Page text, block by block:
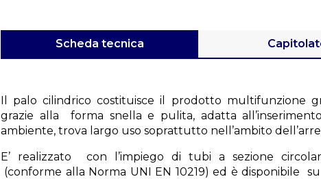
Scheda tecnica
Il palo cilindrico costituisce il prodotto multifunzione
grazie alla forma snella e pulita, adatta
ambiente, trova largo uso soprattutto nell’ambito
E’ realizzato con l’impiego di tubi a sezione
(conforme alla Norma UNI EN 10219) ed è disponibile